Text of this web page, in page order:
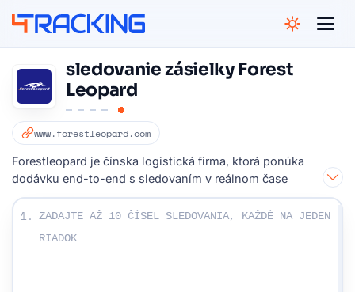
sledovanie zásielky Forest
Leopard
www.forestleopard.com
Forestleopard je čínska logistická firma, ktorá ponúka
dodávku end-to-end s sledovaním v reálnom čase
Zadajte svoje sledovacie čísla:
1.